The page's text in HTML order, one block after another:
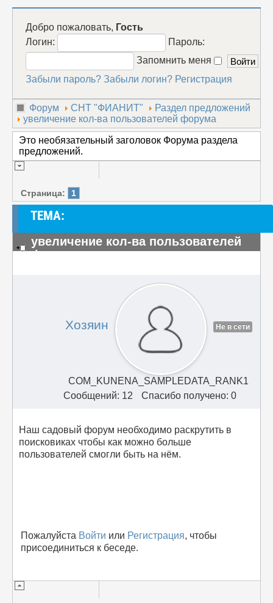
Добро пожаловать, Гость
Логин:
Пароль:
Запомнить меня
Забыли пароль? Забыли логин? Регистрация
Форум СНТ "ФИАНИТ"
Раздел предложений
увеличение кол-ва пользователей форума
Это необязательный заголовок Форума раздела
предложений.
Страница: 1
ТЕМА:
увеличение кол-ва пользователей
форума
Хозяин Не в сети
COM_KUNENA_SAMPLEDATA_RANK1
Сообщений: 12
Спасибо получено: 0
Наш садовый форум необходимо раскрутить в
поисковиках чтобы как можно больше
пользователей смогли быть на нём.
Пожалуйста Войти или Регистрация, чтобы
присоединиться к беседе.